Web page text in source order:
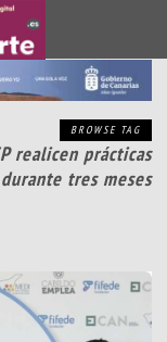
BROWSE TAG
realicen prácticas
tres meses